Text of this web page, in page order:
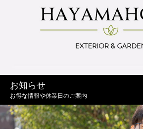
お知らせ
お得な情報や休業日のご案内